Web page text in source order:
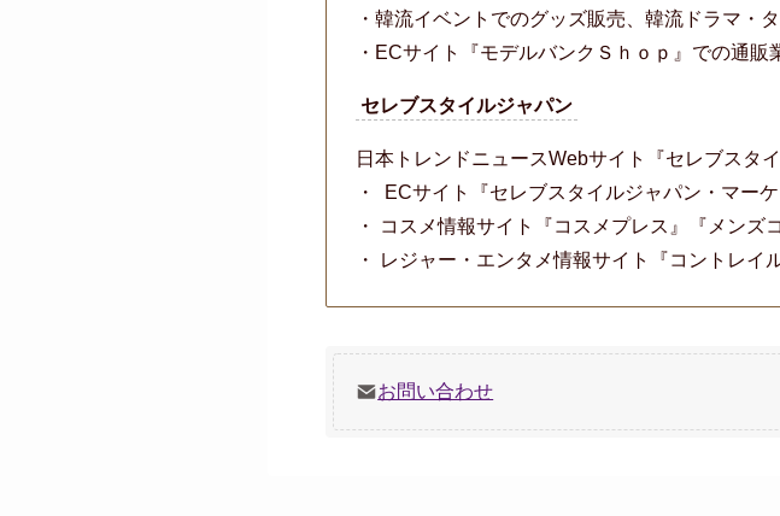
・韓流イベントでのグッズ販売、韓流ドラマ・
・ECサイト『モデルバンクＳｈｏｐ』での通販
セレブスタイルジャパン
日本トレンドニュースWebサイト『セレブスタ
・ ECサイト『セレブスタイルジャパン・マー
・ コスメ情報サイト『コスメプレス』『メンズ
・ レジャー・エンタメ情報サイト『コントレイ
お問い合わせ